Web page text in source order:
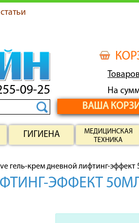
На
ВАША
09-25
ГИГИЕНА
МЕДИЦИНСКАЯ
ТЕХНИКА
гель-крем дневной лифтинг-эффект
ЭФФЕКТ